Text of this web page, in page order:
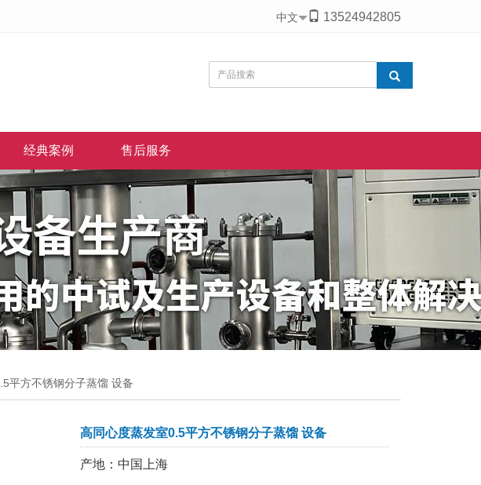
中文 13524942805
经典案例 售后服务
平方不锈钢分子蒸馏 设备
高同心度蒸发室0.5平方不锈钢分子蒸馏 设备
产地：中国上海